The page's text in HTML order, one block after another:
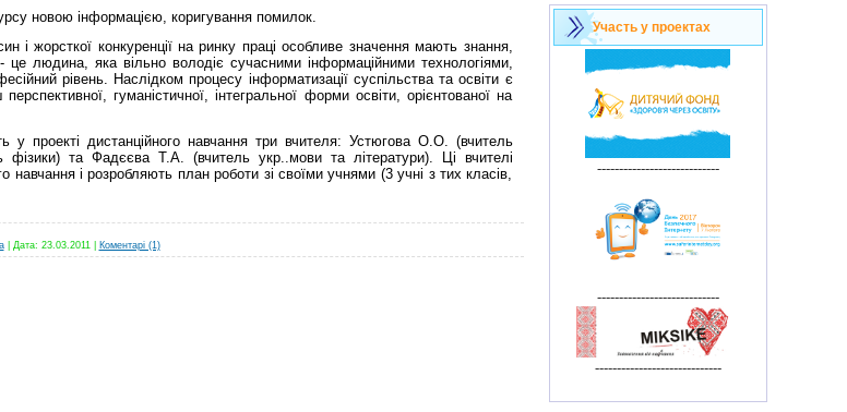
новою інформацією, коригування помилок.
жорсткої конкуренції на ринку праці особливе значення мають знання,
це людина, яка вільно володіє сучасними інформаційними технологіями,
рівень. Наслідком процесу інформатизації суспільства та освіти є
гуманістичної, інтегральної форми освіти, орієнтованої на
проекті дистанційного навчання три вчителя: Устюгова О.О. (вчитель
та Фадєєва Т.А. (вчитель укр..мови та літератури). Ці вчителі
навчання і розробляють план роботи зі своїми учнями (3 учні з тих класів,
| Дата: 23.03.2011 Коментарі (1)
Участь у проектах
----------------------------
----------------------------
-----------------------------